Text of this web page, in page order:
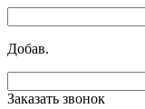
Добав.
Заказать звонок